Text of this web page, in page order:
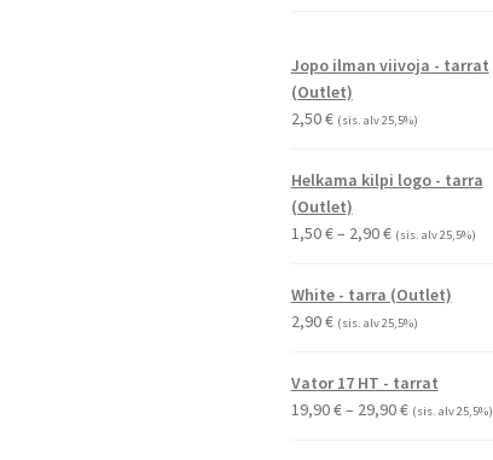
Jopo ilman viivoja - tarrat
(Outlet)
2,50€ (sis. alv 25,5%)
Helkama kilpi logo - tarra
(Outlet)
1,50€– 2,90€Hintaluokka:
-
(sis. alv 25,5%)
White - tarra (Outlet)
2,90€ (sis. alv 25,5%)
Vator 17 HT - tarrat
19,90€– 29,90€Hintaluokka:
(sis. alv 25,5%)